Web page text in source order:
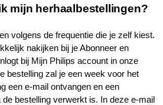
mijn herhaalbestellingen?
volgens de frequentie die je zelf kiest.
nakijken bij je Abonneer en
bij Mijn Philips account in onze
bestelling zal je een week voor het
een e-mail ontvangen en een
bestelling verwerkt is. In deze e-mail